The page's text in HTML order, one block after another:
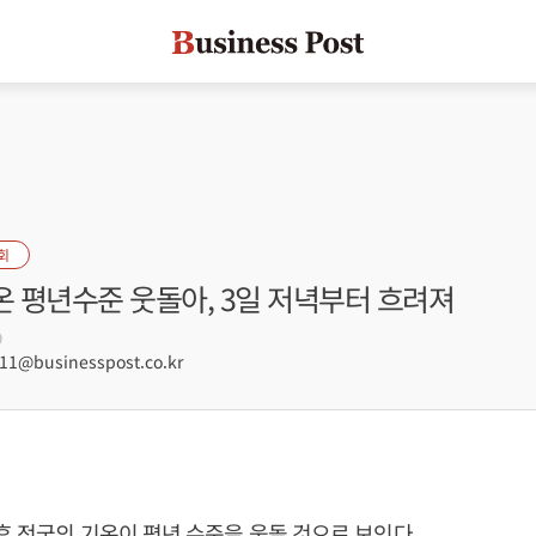
평년수준 웃돌아, 3일 저녁부터 흐려져